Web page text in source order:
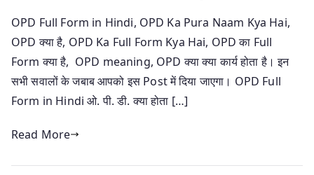
OPD Full Form in Hindi, OPD Ka Pura Naam Kya Hai,
OPD क्या है, OPD Ka Full Form Kya Hai, OPD का Full
Form क्या है, OPD meaning, OPD क्या क्या कार्य होता है। इन
सभी सवालों के जबाब आपको इस Post में दिया जाएगा। OPD Full
Form in Hindi ओ. पी. डी. क्या होता […]
Read More